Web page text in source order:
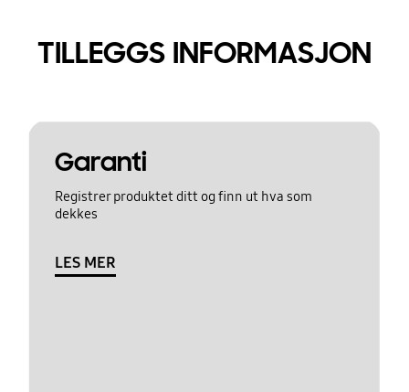
TILLEGGS INFORMASJON
Garanti
Registrer produktet ditt og finn ut hva som
dekkes
LES MER